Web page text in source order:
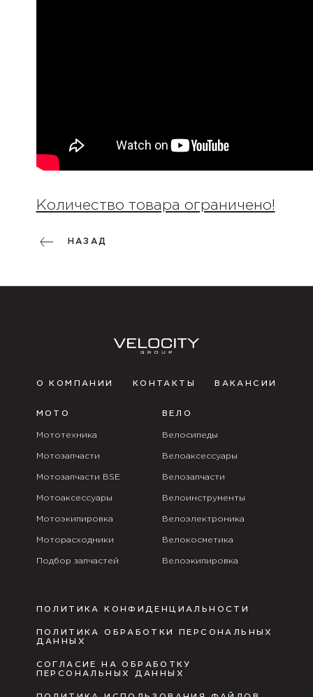
Количество товара ограничено!
НАЗАД
О КОМПАНИИ КОНТАКТЫ ВАКАНСИИ
МОТО
Мототехника
Мотозапчасти
Мотозапчасти BSE
Мотоаксессуары
Мотоэкипировка
Моторасходники
Подбор запчастей
ВЕЛО
Велосипеды
Велоаксессуары
Велозапчасти
Велоинструменты
Велоэлектроника
Велокосметика
Велоэкипировка
ПОЛИТИКА КОНФИДЕНЦИАЛЬНОСТИ
ПОЛИТИКА ОБРАБОТКИ ПЕРСОНАЛЬНЫХ
ДАННЫХ
СОГЛАСИЕ НА ОБРАБОТКУ
ПЕРСОНАЛЬНЫХ ДАННЫХ